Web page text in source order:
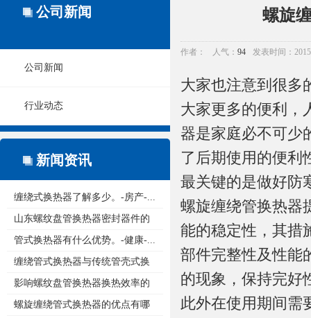
公司新闻
公司新闻
行业动态
新闻资讯
缠绕式换热器了解多少。-房产-...
山东螺纹盘管换热器密封器件的
重...
管式换热器有什么优势。-健康-...
缠绕管式换热器与传统管壳式换
热...
影响螺纹盘管换热器换热效率的
原...
螺旋缠绕管式换热器的优点有哪
螺旋
作者： 人气： 94 发表时间：
大家也注意到很多
大家更多的便利，
器是家庭必不可少
了后期使用的便利
最关键的是做好防
螺旋缠绕管换热器
能的稳定性，其措
部件完整性及性能
的现象，保持完好
此外在使用期间需